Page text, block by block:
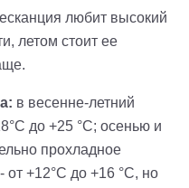
любит высокий
летом стоит ее
в весенне-летний
до +25 °С; осенью и
прохладное
от +12°С до +16 °С, но